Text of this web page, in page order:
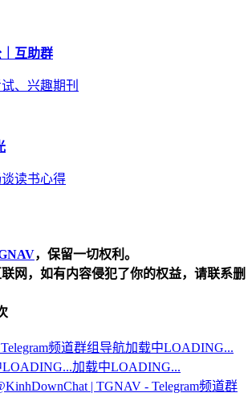
互助群
、兴趣期刊
读书心得
，保留一切权利。
网，如有内容侵犯了你的权益，请联系删
频道群组导航加载中LOADING...
加载中LOADING...
| TGNAV - Telegram频道群